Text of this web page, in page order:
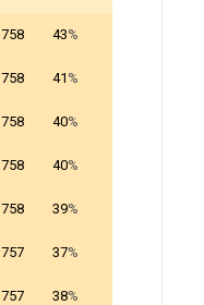
758 43%
758 41 %
758 40%
758 40%
758 39%
757 37%
757 38%